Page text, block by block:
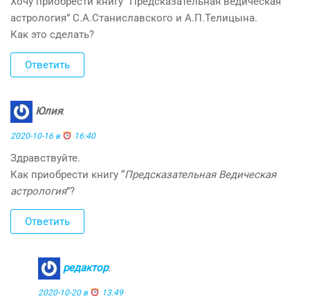
астрология” С.А.Станиславского и А.П.Телицына.
Как это сделать?
Ответить
Юлия:
2020-10-16 в 16:40
Здравствуйте.
Как приобрести книгу “Предсказательная Ведическая
астрология”?
Ответить
редактор:
2020-10-20 в 13:49